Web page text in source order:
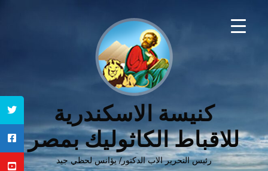
كنيسة الاسكندرية
للاقباط الكاثوليك بمصر
رئيس التحرير الاب الدكتور/ يؤانس لحظي جيد